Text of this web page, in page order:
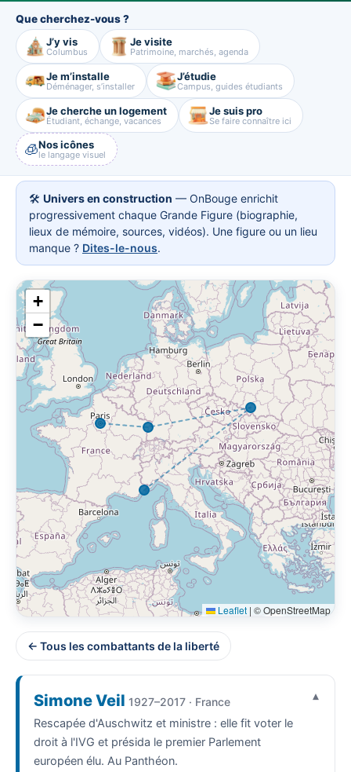
Que cherchez-vous ?
J’y vis
Columbus
Je visite
Patrimoine, marchés, agenda
Je m’installe
Déménager, s’installer
J’étudie
Campus, guides étudiants
Je cherche un logement
Étudiant, échange, vacances
Je suis pro
Se faire connaître ici
🧊Nos icônes
le langage visuel
🛠️ Univers en construction — OnBouge enrichit
progressivement chaque Grande Figure (biographie,
lieux de mémoire, sources, vidéos). Une figure ou un lieu
manque ? Dites-le-nous.
+
−
Leaflet | © OpenStreetMap
← Tous les combattants de la liberté
Simone Veil 1927–2017 · France
Rescapée d'Auschwitz et ministre : elle fit voter le
droit à l'IVG et présida le premier Parlement
européen élu. Au Panthéon.